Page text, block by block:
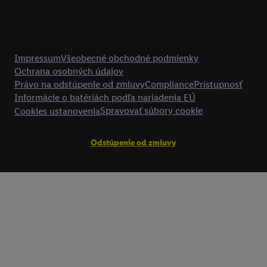
ImpressumVšeobecné obchodné podmienky
Ochrana osobných údajov
Právo na odstúpenie od zmluvyCompliancePrístupnosť
Informácie o batériách podľa nariadenia EÚ
Cookies ustanoveniaSpravovať súbory cookie
Odstúpenie od zmluvy